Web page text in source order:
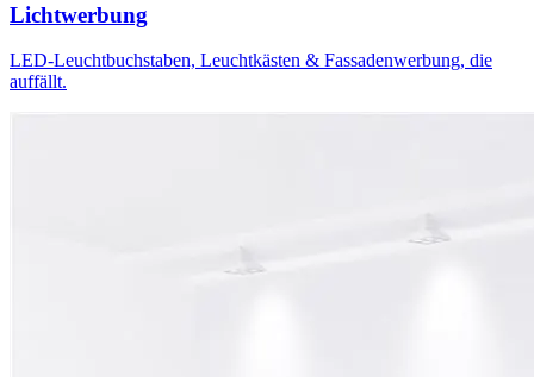
Lichtwerbung
LED-Leuchtbuchstaben, Leuchtkästen & Fassadenwerbung, die
auffällt.